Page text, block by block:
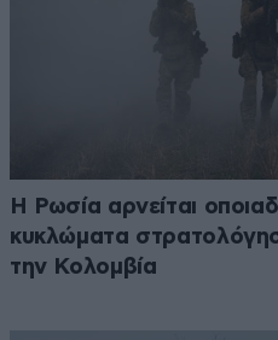
Η Ρωσία αρνείται
κυκλώματα
την Κολομβία